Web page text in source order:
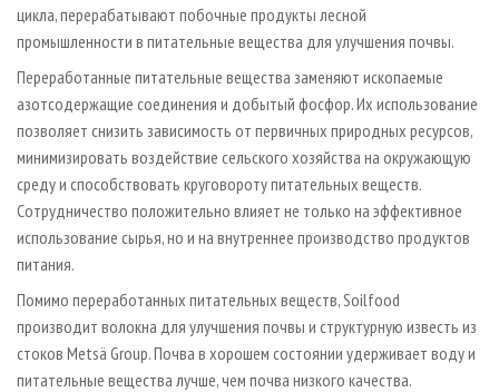
ИНСТРУМЕНТ И МАТЕРИАЛЫ
БИБЛИОТЕКА СПЕЦИАЛИСТА
цикла, перерабатывают побочные продукты лесной
промышленности в питательные вещества для улучшения почвы.
Переработанные питательные вещества заменяют ископаемые
азотсодержащие соединения и добытый фосфор. Их использование
позволяет снизить зависимость от первичных природных ресурсов,
минимизировать воздействие сельского хозяйства на окружающую
среду и способствовать круговороту питательных веществ.
Сотрудничество положительно влияет не только на эффективное
использование сырья, но и на внутреннее производство продуктов
питания.
Помимо переработанных питательных веществ, Soilfood
производит волокна для улучшения почвы и структурную известь из
стоков Metsä Group. Почва в хорошем состоянии удерживает воду и
питательные вещества лучше, чем почва низкого качества.